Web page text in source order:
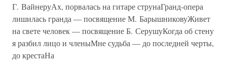
Г. ВайнеруАх, порвалась на гитаре струнаГранд-опера
лишилась гранда — посвящение М. БарышниковуЖивет
на свете человек — посвящение Б. СерушуКогда об стену
я разбил лицо и членыМне судьба — до последней черты,
до крестаНа